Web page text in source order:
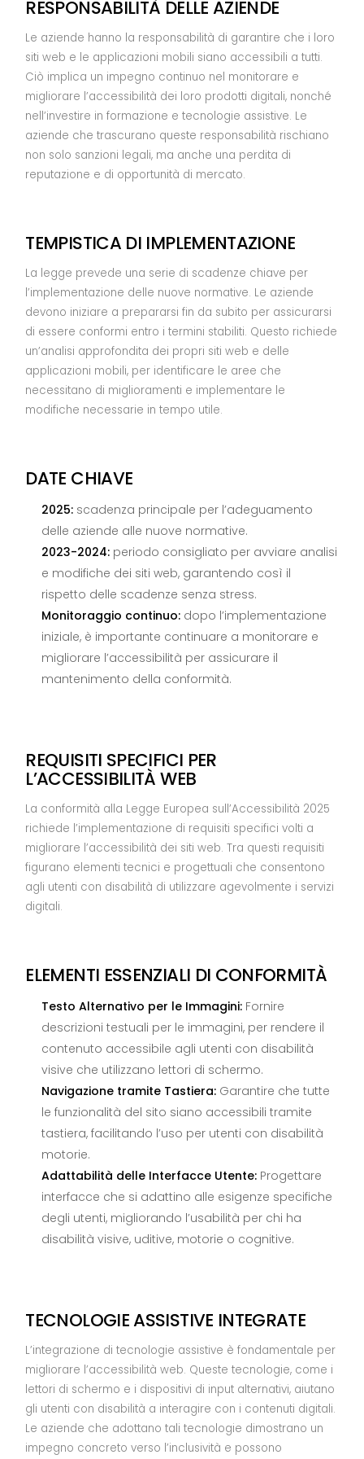
RESPONSABILITÀ DELLE AZIENDE
Le aziende hanno la responsabilità di garantire che i loro
siti web e le applicazioni mobili siano accessibili a tutti.
Ciò implica un impegno continuo nel monitorare e
migliorare l’accessibilità dei loro prodotti digitali, nonché
nell’investire in formazione e tecnologie assistive. Le
aziende che trascurano queste responsabilità rischiano
non solo sanzioni legali, ma anche una perdita di
reputazione e di opportunità di mercato.
TEMPISTICA DI IMPLEMENTAZIONE
La legge prevede una serie di scadenze chiave per
l’implementazione delle nuove normative. Le aziende
devono iniziare a prepararsi fin da subito per assicurarsi
di essere conformi entro i termini stabiliti. Questo richiede
un’analisi approfondita dei propri siti web e delle
applicazioni mobili, per identificare le aree che
necessitano di miglioramenti e implementare le
modifiche necessarie in tempo utile.
DATE CHIAVE
2025:scadenza principale per l’adeguamento
delle aziende alle nuove normative.
2023-2024:periodo consigliato per avviare analisi
e modifiche dei siti web, garantendo così il
rispetto delle scadenze senza stress.
Monitoraggio continuo:dopo l’implementazione
iniziale, è importante continuare a monitorare e
migliorare l’accessibilità per assicurare il
mantenimento della conformità.
REQUISITI SPECIFICI PER
L’ACCESSIBILITÀ WEB
La conformità alla Legge Europea sull’Accessibilità 2025
richiede l’implementazione di requisiti specifici volti a
migliorare l’accessibilità dei siti web. Tra questi requisiti
figurano elementi tecnici e progettuali che consentono
agli utenti con disabilità di utilizzare agevolmente i servizi
digitali.
ELEMENTI ESSENZIALI DI CONFORMITÀ
Testo Alternativo per le Immagini:Fornire
descrizioni testuali per le immagini, per rendere il
contenuto accessibile agli utenti con disabilità
visive che utilizzano lettori di schermo.
Navigazione tramite Tastiera:Garantire che tutte
le funzionalità del sito siano accessibili tramite
tastiera, facilitando l’uso per utenti con disabilità
motorie.
Adattabilità delle Interfacce Utente:Progettare
interfacce che si adattino alle esigenze specifiche
degli utenti, migliorando l’usabilità per chi ha
disabilità visive, uditive, motorie o cognitive.
TECNOLOGIE ASSISTIVE INTEGRATE
L’integrazione di tecnologie assistive è fondamentale per
migliorare l’accessibilità web. Queste tecnologie, come i
lettori di schermo e i dispositivi di input alternativi, aiutano
gli utenti con disabilità a interagire con i contenuti digitali.
Le aziende che adottano tali tecnologie dimostrano un
impegno concreto verso l’inclusività e possono